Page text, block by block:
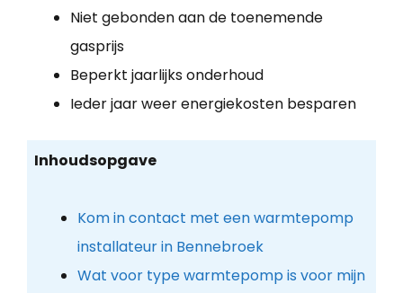
Niet gebonden aan de toenemende
gasprijs
Beperkt jaarlijks onderhoud
Ieder jaar weer energiekosten besparen
Inhoudsopgave
Kom in contact met een warmtepomp
installateur in Bennebroek
Wat voor type warmtepomp is voor mijn